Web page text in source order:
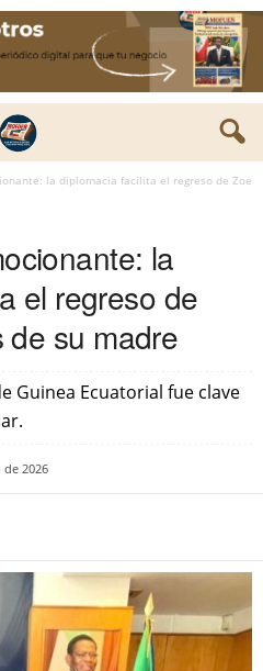
la diplomacia facilita el regreso de Zoe
la
el regreso de
su madre
Guinea Ecuatorial fue clave
de 2026